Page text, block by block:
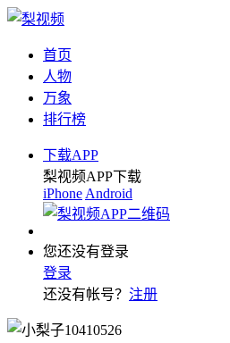
首页
人物
万象
排行榜
下载APP
梨视频APP下载
iPhone Android
您还没有登录
登录
还没有帐号？ 注册